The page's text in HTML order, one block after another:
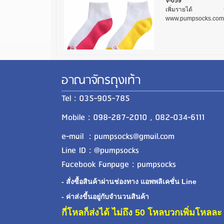
เพิ่มรายได้ ข
www.pumpsocks.com
อาณาจักรถุงเท้า
Tel : 035-905-785
Mobile : 098-287-2010 , 082-034-6111
e-mail : pumpsocks@gmail.com
Line ID : @pumpsocks
Facebook Fanpage : pumpsocks
- สั่งซื้อสินค้าผ่านช่องทาง แอพพลิเคชั่น Line
- ค่าส่งขี้นอยู่กับจำนวนสินค้า
กี่โหลก็ส่งได้ ไม่ถึง 50 โหลบวกเพิ่มโหลล